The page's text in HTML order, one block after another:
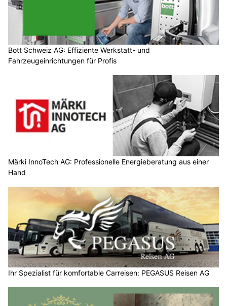
Bott Schweiz AG: Effiziente Werkstatt- und
Fahrzeugeinrichtungen für Profis
Märki InnoTech AG: Professionelle Energieberatung aus einer
Hand
Ihr Spezialist für komfortable Carreisen: PEGASUS Reisen AG